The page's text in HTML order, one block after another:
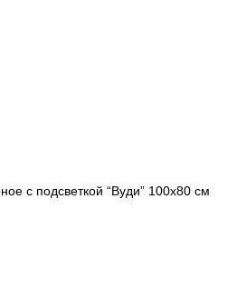
с подсветкой “Вуди” 100х80 см